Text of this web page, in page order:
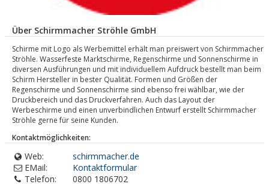
Über Schirmmacher Ströhle GmbH
Schirme mit Logo als Werbemittel erhält man preiswert von Schirmmacher
Ströhle. Wasserfeste Marktschirme, Regenschirme und Sonnenschirme in
diversen Ausführungen und mit individuellem Aufdruck bestellt man beim
Schirm Hersteller in bester Qualität. Formen und Größen der
Regenschirme und Sonnenschirme sind ebenso frei wählbar, wie der
Druckbereich und das Druckverfahren. Auch das Layout der
Werbeschirme und einen unverbindlichen Entwurf erstellt Schirmmacher
Ströhle gerne für seine Kunden.
Kontaktmöglichkeiten:
Web:
schirmmacher.de
EMail:
Kontaktformular
Telefon:
0800 1806702